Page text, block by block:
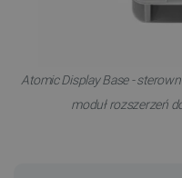
Atomic Display Base -
moduł rozszerzeń